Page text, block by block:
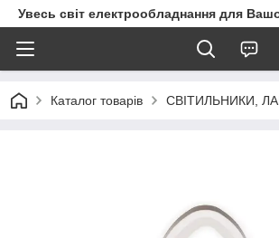
Увесь світ електрообладнання для
Каталог товарів СВІТИЛЬНИКИ,